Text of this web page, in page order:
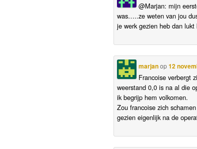
@Marjan: mijn
was…..ze weten van jou
je werk gezien heb dan
marjanop12
Francoise verbergt
weerstand 0,0 is na al die
ik begrijp hem volkomen.
Zou francoise zich
gezien eigenlijk na de